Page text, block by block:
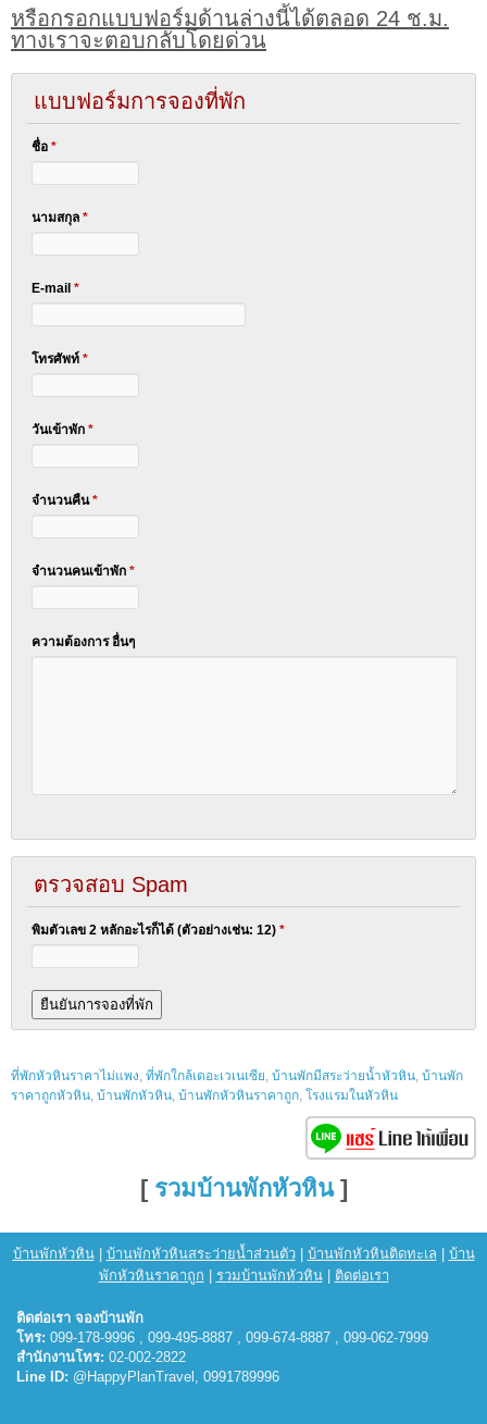
หรือกรอกแบบฟอร์มด้านล่างนี้ได้ตลอด 24 ช.ม.
ทางเราจะตอบกลับโดยด่วน
แบบฟอร์มการจองที่พัก
ชื่อ *
นามสกุล *
E-mail *
โทรศัพท์ *
วันเข้าพัก *
จำนวนคืน*
จำนวนคนเข้าพัก *
ความต้องการ อื่นๆ
ตรวจสอบ Spam
พิมตัวเลข 2 หลักอะไรก็ได้ (ตัวอย่างเช่น: 12) *
ที่พักหัวหินราคาไม่แพง, ที่พักใกล้เดอะเวเนเซีย, บ้านพักมีสระว่ายน้ำหัวหิน, บ้านพัก
ราคาถูกหัวหิน, บ้านพักหัวหิน, บ้านพักหัวหินราคาถูก, โรงแรมในหัวหิน
[ รวมบ้านพักหัวหิน]
บ้านพักหัวหิน| บ้านพักหัวหินสระว่ายน้ำส่วนตัว| บ้านพักหัวหินติดทะเล
บ้าน
พักหัวหินราคาถูก
รวมบ้านพักหัวหิน| ติดต่อเรา
ติดต่อเรา จองบ้านพัก
โทร: 099-178-9996 , 099-495-8887 , 099-674-8887 , 099-062-7999
สำนักงานโทร: 02-002-2822
Line ID: @HappyPlanTravel, 0991789996